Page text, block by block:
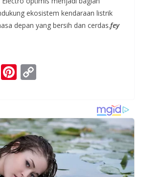
ekosistem kendaraan listrik
depan yang bersih dan cerdas.fey
W
h
Pi
nt
e
st
y
Li
n
k